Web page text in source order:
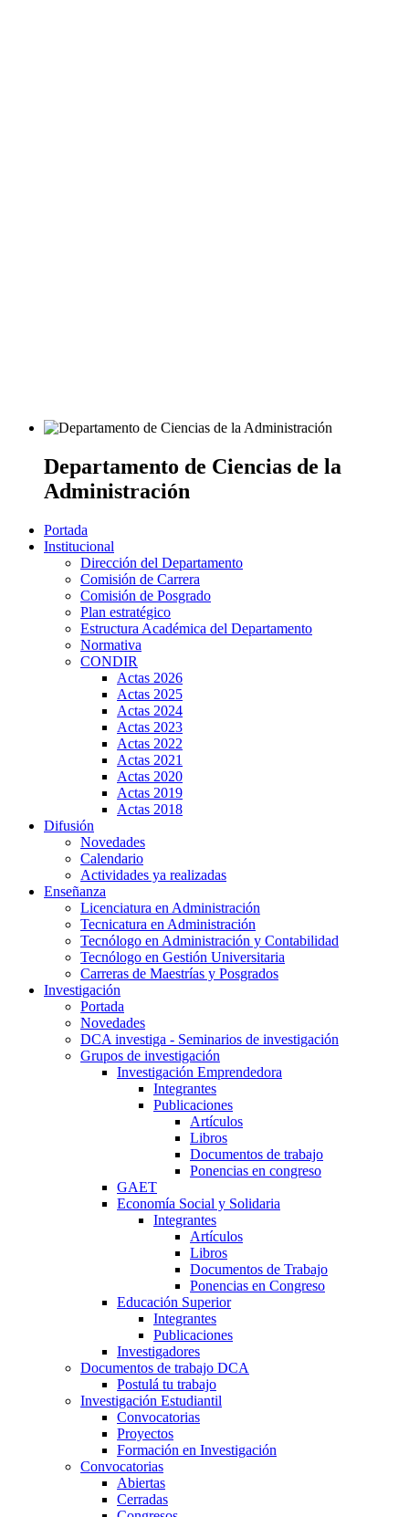
Departamento de Ciencias de la
Administración
Portada
Institucional
Dirección del Departamento
Comisión de Carrera
Comisión de Posgrado
Plan estratégico
Estructura Académica del Departamento
Normativa
CONDIR
Actas 2026
Actas 2025
Actas 2024
Actas 2023
Actas 2022
Actas 2021
Actas 2020
Actas 2019
Actas 2018
Difusión
Novedades
Calendario
Actividades ya realizadas
Enseñanza
Licenciatura en Administración
Tecnicatura en Administración
Tecnólogo en Administración y Contabilidad
Tecnólogo en Gestión Universitaria
Carreras de Maestrías y Posgrados
Investigación
Portada
Novedades
DCA investiga - Seminarios de investigación
Grupos de investigación
Investigación Emprendedora
Integrantes
Publicaciones
Artículos
Libros
Documentos de trabajo
Ponencias en congreso
GAET
Economía Social y Solidaria
Integrantes
Artículos
Libros
Documentos de Trabajo
Ponencias en Congreso
Educación Superior
Integrantes
Publicaciones
Investigadores
Documentos de trabajo DCA
Postulá tu trabajo
Investigación Estudiantil
Convocatorias
Proyectos
Formación en Investigación
Convocatorias
Abiertas
Cerradas